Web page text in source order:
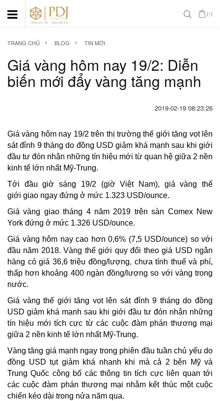
(-)
TRANG CHỦ BLOG TIN MỚI
Giá vàng hôm nay 19/2: Diễn
biến mới đẩy vàng tăng mạnh
2019-02-19 08:23:26
Giá vàng hôm nay 19/2 trên thị trường thế giới tăng vọt lên
sát đỉnh 9 tháng do đồng USD giảm khá mạnh sau khi giới
đầu tư đón nhận những tín hiệu mới từ quan hệ giữa 2 nền
kinh tế lớn nhất Mỹ-Trung.
Tới đầu giờ sáng 19/2 (giờ Việt Nam), giá vàng thế
giới giao ngay đứng ở mức 1.323 USD/ounce.
Giá vàng giao tháng 4 năm 2019 trên sàn Comex New
York đứng ở mức 1.326 USD/ounce.
Giá vàng hôm nay cao hơn 0,6% (7,5 USD/ounce) so với
đầu năm 2018. Vàng thế giới quy đổi theo giá USD ngân
hàng có giá 36,6 triệu đồng/lượng, chưa tính thuế và phí,
thấp hơn khoảng 400 ngàn đồng/lượng so với vàng trong
nước.
Giá vàng thế giới tăng vọt lên sát đỉnh 9 tháng do đồng
USD giảm khá mạnh sau khi giới đầu tư đón nhận những
tín hiệu mới tích cực từ các cuộc đàm phán thương mại
giữa 2 nền kinh tế lớn nhất Mỹ-Trung.
Vàng tăng giá mạnh ngay trong phiên đầu tuần chủ yếu do
đồng USD tụt giảm khá nhanh khi mà cả 2 bên Mỹ và
Trung Quốc công bố các thông tin tích cực liên quan tới
các cuộc đàm phán thương mại nhằm kết thúc một cuộc
chiến kéo dài trong nửa năm qua.